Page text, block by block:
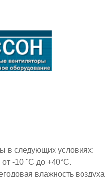
в следующих условиях:
от -10 "С до +40°С.
влажность воздуха